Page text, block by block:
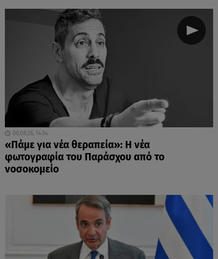
06.08.26, 14:34
«Πάμε για νέα θεραπεία»: Η νέα
φωτογραφία του Παράσχου από το
νοσοκομείο